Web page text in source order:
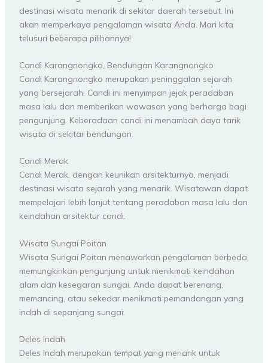
destinasi wisata menarik di sekitar daerah tersebut. Ini
akan memperkaya pengalaman wisata Anda. Mari kita
telusuri beberapa pilihannya!
Candi Karangnongko, Bendungan Karangnongko
Candi Karangnongko merupakan peninggalan sejarah
yang bersejarah. Candi ini menyimpan jejak peradaban
masa lalu dan memberikan wawasan yang berharga bagi
pengunjung. Keberadaan candi ini menambah daya tarik
wisata di sekitar bendungan.
Candi Merak
Candi Merak, dengan keunikan arsitekturnya, menjadi
destinasi wisata sejarah yang menarik. Wisatawan dapat
mempelajari lebih lanjut tentang peradaban masa lalu dan
keindahan arsitektur candi.
Wisata Sungai Poitan
Wisata Sungai Poitan menawarkan pengalaman berbeda,
memungkinkan pengunjung untuk menikmati keindahan
alam dan kesegaran sungai. Anda dapat berenang,
memancing, atau sekedar menikmati pemandangan yang
indah di sepanjang sungai.
Deles Indah
Deles Indah merupakan tempat yang menarik untuk